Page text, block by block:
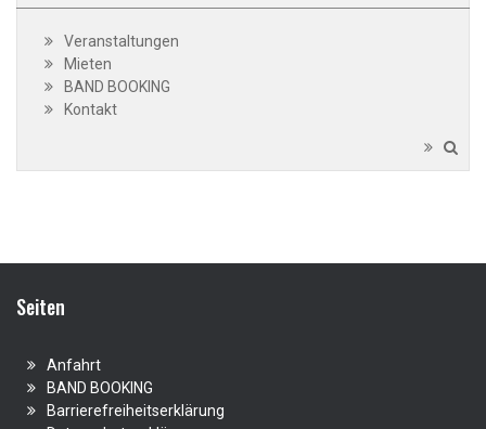
Veranstaltungen
Mieten
BAND BOOKING
Kontakt
Seiten
Anfahrt
BAND BOOKING
Barrierefreiheitserklärung